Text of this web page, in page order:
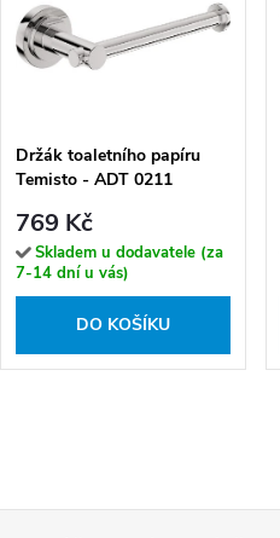
Držák toaletního papíru
Temisto - ADT 0211
769 Kč
Skladem u dodavatele (za
7-14 dní u vás)
DO KOŠÍKU